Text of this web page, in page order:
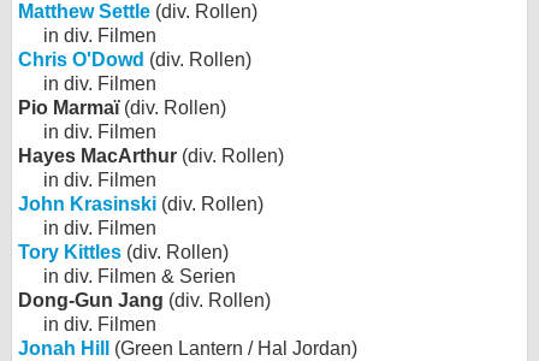
Matthew Settle (div. Rollen)
in div. Filmen
Chris O'Dowd (div. Rollen)
in div. Filmen
Pio Marmaï(div. Rollen)
in div. Filmen
Hayes MacArthur (div. Rollen)
in div. Filmen
John Krasinski (div. Rollen)
in div. Filmen
Tory Kittles (div. Rollen)
in div. Filmen & Serien
Dong-Gun Jang (div. Rollen)
in div. Filmen
Jonah Hill
(Green Lantern / Hal Jordan)